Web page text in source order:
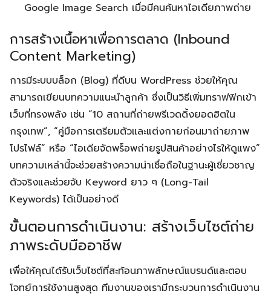
Google Image Search เมื่อมีคนค้นหาไอเดียภาพถ่าย
การสร้างเนื้อหาเพื่อการตลาด (Inbound
Content Marketing)
การมีระบบบล็อก (Blog) ที่ดีบน WordPress ช่วยให้คุณ
สามารถเขียนบทความแนะนำลูกค้า ซึ่งเป็นวิธีเพิ่มทราฟฟิกเข้า
เว็บที่ทรงพลัง เช่น “10 สถานที่ถ่ายพรีเวดดิ้งยอดฮิตใน
กรุงเทพ”, “คู่มือการเตรียมตัวและแต่งกายก่อนมาถ่ายภาพ
โปรไฟล์” หรือ “ไอเดียจัดพร็อพถ่ายรูปสินค้าอย่างไรให้ดูแพง”
บทความเหล่านี้จะช่วยสร้างความน่าเชื่อถือในฐานะผู้เชี่ยวชาญ
ตัวจริงและช่วยจับ Keyword ยาว ๆ (Long-Tail
Keywords) ได้เป็นอย่างดี
ขั้นตอนการดำเนินงาน: สร้างเว็บไซต์ถ่าย
ภาพระดับมืออาชีพ
เพื่อให้คุณได้รับเว็บไซต์ที่สะท้อนภาพลักษณ์แบรนด์และตอบ
โจทย์การใช้งานสูงสุด ทีมงานของเรามีกระบวนการดำเนินงาน